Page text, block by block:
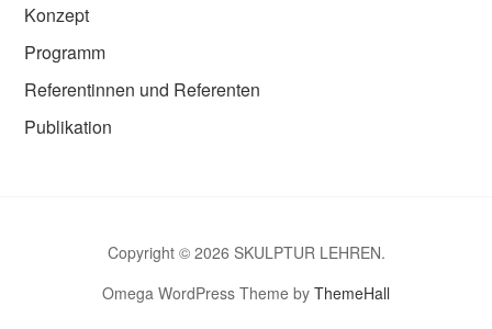
Konzept
Programm
Referentinnen und Referenten
Publikation
Copyright © 2026 SKULPTUR LEHREN.
Omega WordPress Theme by ThemeHall